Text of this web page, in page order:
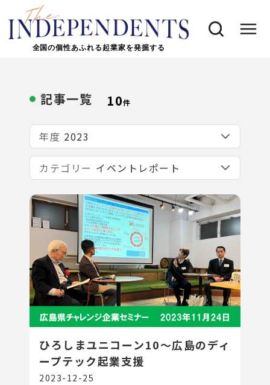
全国の個性あふれる起業家を発掘する
記事一覧 10件
年度
カテゴリー
ひろしまユニコーン10～広島のディ
ープテック起業支援
2023-12-25